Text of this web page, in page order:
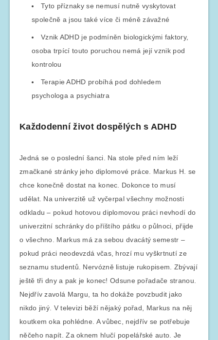
Tyto příznaky se nemusí nutně vyskytovat
společně a jsou také více či méně závažné
Vznik ADHD je podmíněn biologickými faktory,
osoba trpící touto poruchou nemá její vznik pod
kontrolou
Terapie ADHD probíhá pod dohledem
psychologa a psychiatra
Každodenní život dospělých s ADHD
Jedná se o poslední šanci. Na stole před ním leží
zmačkané stránky jeho diplomové práce. Markus H. se
chce konečně dostat na konec. Dokonce to musí
udělat. Na univerzitě už vyčerpal všechny možnosti
odkladu – pokud hotovou diplomovou práci nevhodí do
univerzitní schránky do příštího pátku o půlnoci, přijde
o všechno. Markus má za sebou dvacátý semestr –
pokud práci neodevzdá včas, hrozí mu vyškrtnutí ze
seznamu studentů. Nervózně listuje rukopisem. Zbývají
ještě tři dny a pak je konec! Odsune pořadače stranou.
Nejdřív zavolá Margu, ta ho dokáže povzbudit jako
nikdo jiný. V televizi běží nějaký pořad, Markus na něj
koutkem oka pohlédne. A vůbec, nejdřív se potřebuje
něčeho napít. Za oknem hlučí popelářské auto. Je